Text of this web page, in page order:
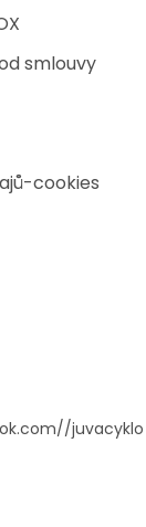
smlouvy
cookies
juvacyklo